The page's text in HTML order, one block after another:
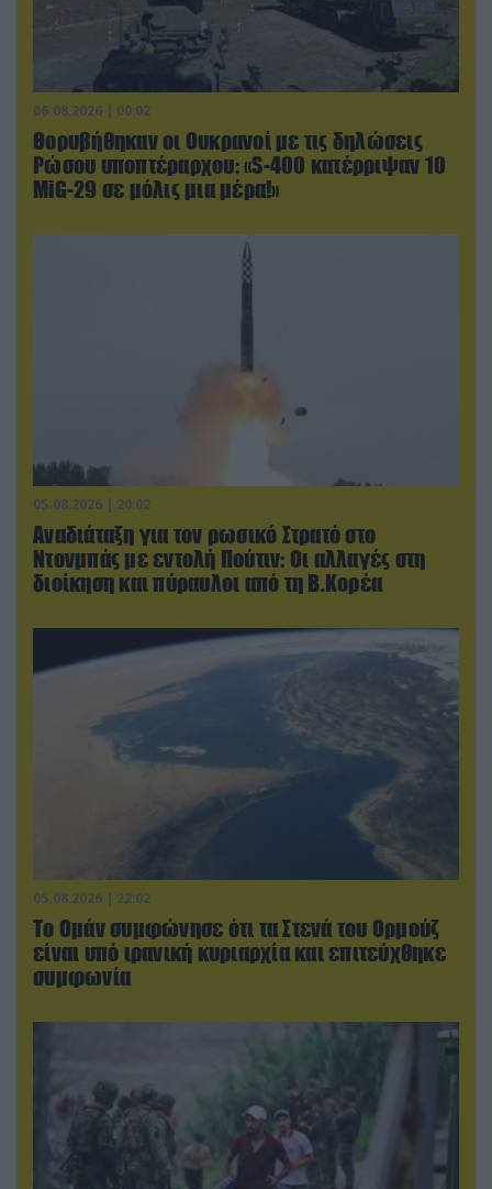
06.08.2026 | 00:02
Θορυβήθηκαν οι Ουκρανοί με τις δηλώσεις
Ρώσου υποπτέραρχου: «S-400 κατέρριψαν 10
MiG-29 σε μόλις μια μέρα!»
05.08.2026 | 20:02
Αναδιάταξη για τον ρωσικό Στρατό στο
Ντονμπάς με εντολή Πούτιν: Οι αλλαγές στη
διοίκηση και πύραυλοι από τη Β.Κορέα
05.08.2026 | 22:02
Το Ομάν συμφώνησε ότι τα Στενά του Ορμούζ
είναι υπό ιρανική κυριαρχία και επιτεύχθηκε
συμφωνία